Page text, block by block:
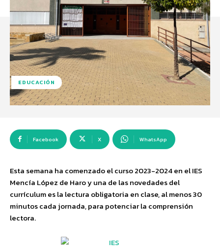
EDUCACIÓN
Facebook X WhatsApp
Esta semana ha comenzado el curso 2023-2024 en el IES
Mencía López de Haro y una de las novedades del
currículum es la lectura obligatoria en clase, al menos 30
minutos cada jornada, para potenciar la comprensión
lectora.